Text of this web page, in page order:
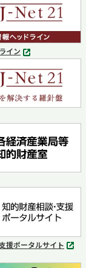
イン
別
タ
ブ
で
開
く
援ポータルサイト
別
タ